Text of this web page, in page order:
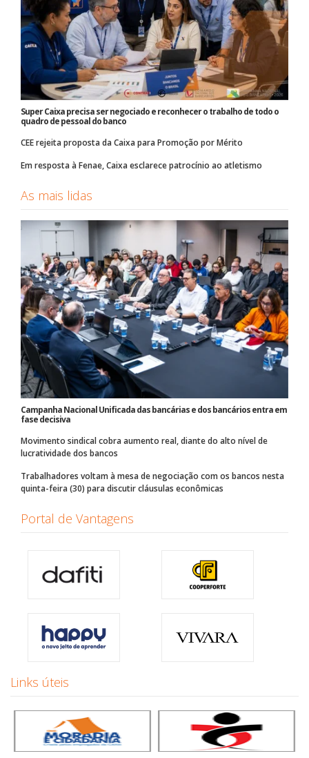
Super Caixa precisa ser negociado e reconhecer o trabalho de todo o
quadro de pessoal do banco
CEE rejeita proposta da Caixa para Promoção por Mérito
Em resposta à Fenae, Caixa esclarece patrocínio ao atletismo
As mais lidas
Campanha Nacional Unificada das bancárias e dos bancários entra em
fase decisiva
Movimento sindical cobra aumento real, diante do alto nível de
lucratividade dos bancos
Trabalhadores voltam à mesa de negociação com os bancos nesta
quinta-feira (30) para discutir cláusulas econômicas
Portal de Vantagens
Links úteis